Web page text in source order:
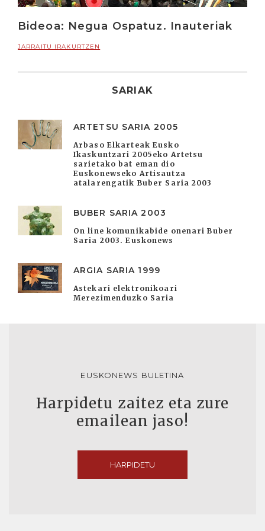
Bideoa: Negua Ospatuz. Inauteriak
JARRAITU IRAKURTZEN
SARIAK
ARTETSU SARIA 2005
Arbaso Elkarteak Eusko
Ikaskuntzari 2005eko Artetsu
sarietako bat eman dio
Euskonewseko Artisautza
atalarengatik Buber Saria 2003
BUBER SARIA 2003
On line komunikabide onenari Buber
Saria 2003. Euskonews
ARGIA SARIA 1999
Astekari elektronikoari
Merezimenduzko Saria
EUSKONEWS BULETINA
Harpidetu zaitez eta zure
emailean jaso!
HARPIDETU